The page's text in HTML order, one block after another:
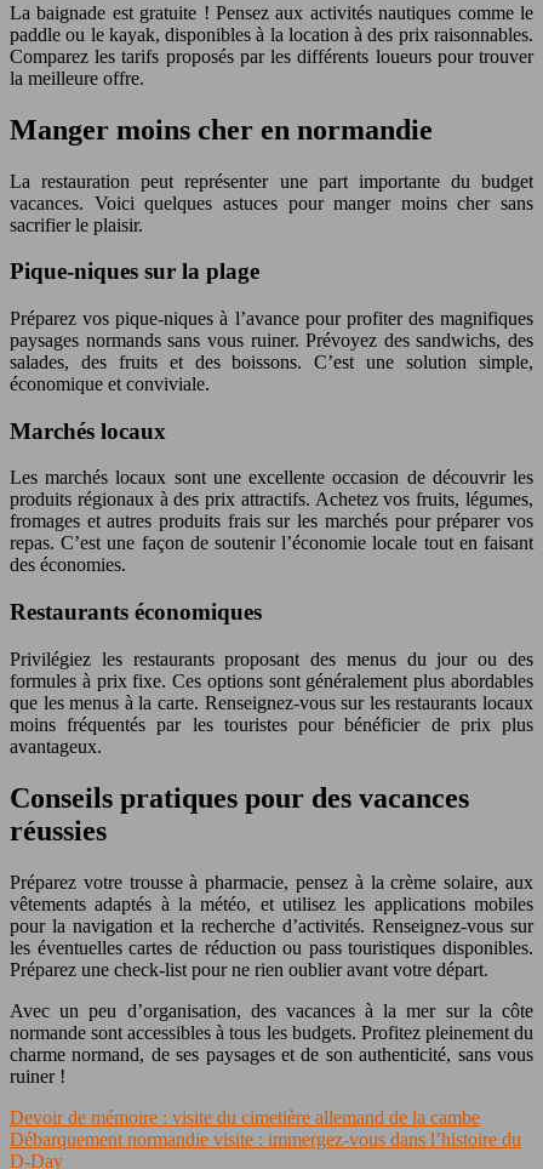
La baignade est gratuite ! Pensez aux activités nautiques comme le
paddle ou le kayak, disponibles à la location à des prix raisonnables.
Comparez les tarifs proposés par les différents loueurs pour trouver
la meilleure offre.
Manger moins cher en normandie
La restauration peut représenter une part importante du budget
vacances. Voici quelques astuces pour manger moins cher sans
sacrifier le plaisir.
Pique-niques sur la plage
Préparez vos pique-niques à l’avance pour profiter des magnifiques
paysages normands sans vous ruiner. Prévoyez des sandwichs, des
salades, des fruits et des boissons. C’est une solution simple,
économique et conviviale.
Marchés locaux
Les marchés locaux sont une excellente occasion de découvrir les
produits régionaux à des prix attractifs. Achetez vos fruits, légumes,
fromages et autres produits frais sur les marchés pour préparer vos
repas. C’est une façon de soutenir l’économie locale tout en faisant
des économies.
Restaurants économiques
Privilégiez les restaurants proposant des menus du jour ou des
formules à prix fixe. Ces options sont généralement plus abordables
que les menus à la carte. Renseignez-vous sur les restaurants locaux
moins fréquentés par les touristes pour bénéficier de prix plus
avantageux.
Conseils pratiques pour des vacances
réussies
Préparez votre trousse à pharmacie, pensez à la crème solaire, aux
vêtements adaptés à la météo, et utilisez les applications mobiles
pour la navigation et la recherche d’activités. Renseignez-vous sur
les éventuelles cartes de réduction ou pass touristiques disponibles.
Préparez une check-list pour ne rien oublier avant votre départ.
Avec un peu d’organisation, des vacances à la mer sur la côte
normande sont accessibles à tous les budgets. Profitez pleinement du
charme normand, de ses paysages et de son authenticité, sans vous
ruiner !
Devoir de mémoire : visite du cimetière allemand de la cambe
Débarquement normandie visite : immergez-vous dans l’histoire du
D-Day